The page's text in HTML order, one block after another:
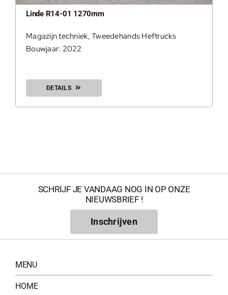
Linde R14-01 1270mm
Magazijn techniek,Tweedehands Heftrucks
Bouwjaar: 2022
DETAILS
SCHRIJF JE VANDAAG NOG IN OP ONZE
NIEUWSBRIEF !
Inschrijven
MENU
HOME